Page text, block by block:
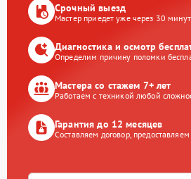
Срочный выезд
Мастер приедет уже через 30 минут
Диагностика и осмотр
Определим причину поломки
Мастера со стажем 7+ лет
Работаем с техникой любой
Гарантия до 12 месяцев
Составляем договор,